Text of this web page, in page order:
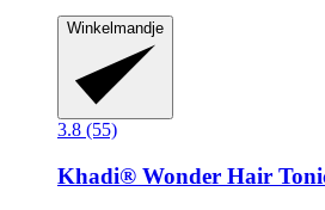
Winkelmandje
3.8 (55)
Khadi® Wonder Hair